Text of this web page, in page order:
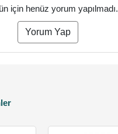
için henüz yorum yapılmadı.
Yorum Yap